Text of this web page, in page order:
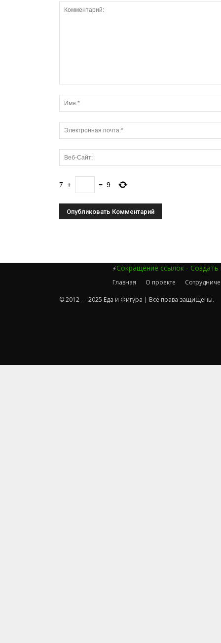
7 + = 9
⚡Сокращение ссылок - Создать
Главная О проекте
© 2012 — 2025 Еда и Фигура | Все права защищены.